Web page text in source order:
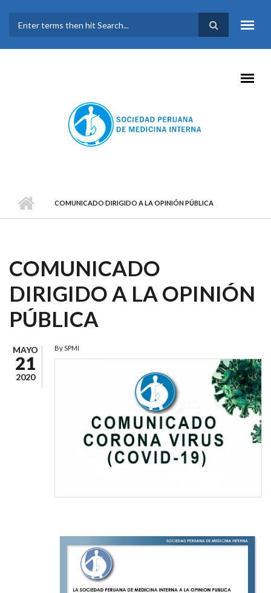
FORMULARIO DE
BÚSQUEDA
COMUNICADO DIRIGIDO A LA OPINIÓN PÚBLICA
COMUNICADO
DIRIGIDO A LA OPINIÓN
PÚBLICA
MAYO
21
2020
BySPMI